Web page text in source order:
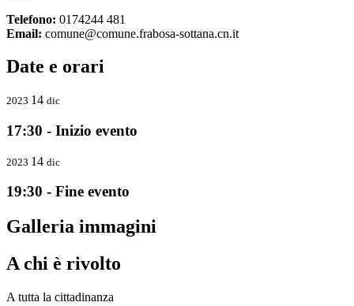
Telefono: 0174244 481
Email: comune@comune.frabosa-sottana.cn.it
Date e orari
2023 14 dic
17:30 - Inizio evento
2023 14 dic
19:30 - Fine evento
Galleria immagini
A chi è rivolto
A tutta la cittadinanza